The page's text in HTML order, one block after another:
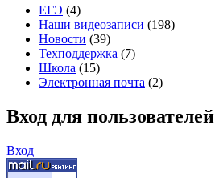
ЕГЭ (4)
Наши видеозаписи (198)
Новости (39)
Техподдержка (7)
Школа (15)
Электронная почта (2)
Вход для пользователей
Вход